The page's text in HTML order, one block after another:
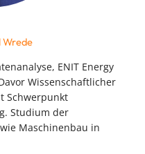
Wrede
ENIT Energy
Wissenschaftlicher
Schwerpunkt
Studium der
Maschinenbau in